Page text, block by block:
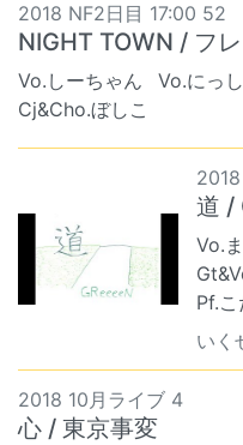
2018 NF2日目 17:00 52
NIGHT TOWN / フ
Vo.しーちゃん Vo.にっ
Cj&Cho.ぼしこ
道 /
Vo.
Pf.
いく
2018 10月ライブ 4
心 / 東京事変